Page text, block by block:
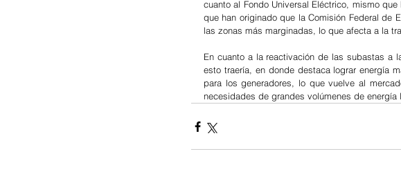
cuanto al Fondo Universal Eléctrico, mismo
que han originado que la Comisión Federal de
las zonas más marginadas, lo que afecta a la
En cuanto a la reactivación de las subastas a
esto traería, en donde destaca lograr energía
para los generadores, lo que vuelve al
necesidades de grandes volúmenes de energía